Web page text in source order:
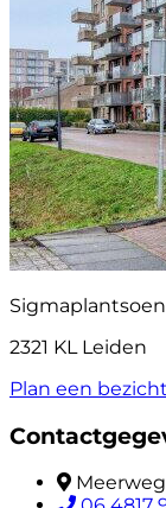
2321 KL Leiden
Plan een